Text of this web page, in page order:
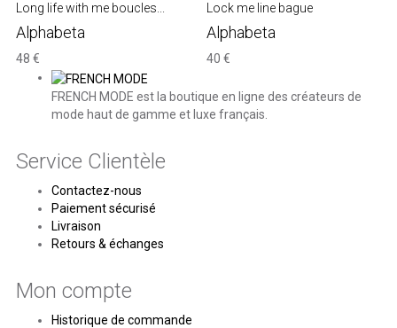
Long life with me boucles...
Alphabeta
48 €
Lock me line bague
Alphabeta
40 €
FRENCH MODE est la boutique en ligne des créateurs de
mode haut de gamme et luxe français.
Service Clientèle
Contactez-nous
Paiement sécurisé
Livraison
Retours & échanges
Mon compte
Historique de commande